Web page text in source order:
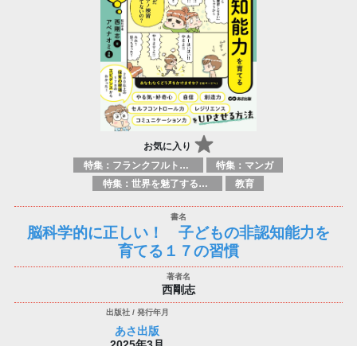
お気に入り
特集：フランクフルト2025
特集：マンガ
特集：世界を魅了する日本のマンガ
教育
脳科学的に正しい！ 子どもの非認知能力を
育てる１７の習慣
西剛志
あさ出版